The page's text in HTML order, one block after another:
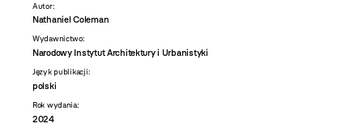
Autor:
Nathaniel Coleman
Wydawnictwo:
Narodowy Instytut Architektury i Urbanistyki
Język publikacji:
polski
Rok wydania:
2024